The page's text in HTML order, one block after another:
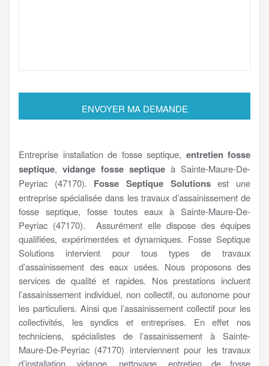
Entreprise installation de fosse septique, entretien fosse
septique, vidange fosse septique à Sainte-Maure-De-
Peyriac (47170). Fosse Septique Solutionsest une
entreprise spécialisée dans les travaux d’assainissement de
fosse septique, fosse toutes eaux à Sainte-Maure-De-
Peyriac (47170). Assurément elle dispose des équipes
qualifiées, expérimentées et dynamiques. Fosse Septique
Solutions intervient pour tous types de travaux
d’assainissement des eaux usées. Nous proposons des
services de qualité et rapides. Nos prestations incluent
l’assainissement individuel, non collectif, ou autonome pour
les particuliers. Ainsi que l’assainissement collectif pour les
collectivités, les syndics et entreprises. En effet nos
techniciens, spécialistes de l’assainissement à Sainte-
Maure-De-Peyriac (47170) interviennent pour les travaux
d’installation, vidange, nettoyage, entretien de fosse